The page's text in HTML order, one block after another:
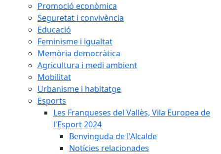
Promoció econòmica
Seguretat i convivència
Educació
Feminisme i igualtat
Memòria democràtica
Agricultura i medi ambient
Mobilitat
Urbanisme i habitatge
Esports
Les Franqueses del Vallès, Vila Europea de
l'Esport 2024
Benvinguda de l'Alcalde
Notícies relacionades